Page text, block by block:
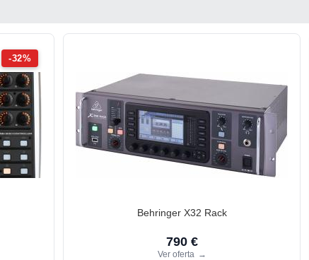
-32%
Behringer X32 Rack
790 €
Ver oferta →